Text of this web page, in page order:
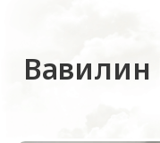
Вавилин